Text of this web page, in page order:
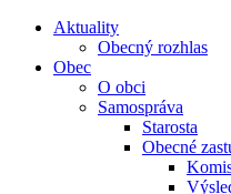
Aktuality
Obecný rozhlas
Obec
O obci
Samospráva
Starosta
Obecné